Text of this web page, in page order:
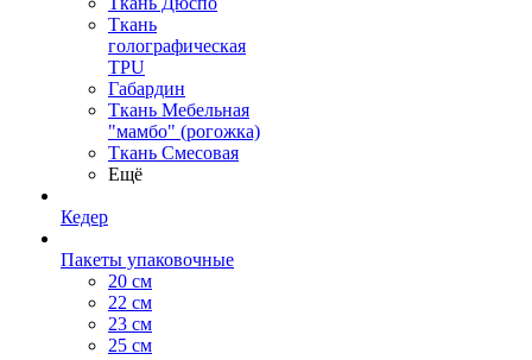
Ткань
голографическая
TPU
Габардин
Ткань Мебельная
"мамбо" (рогожка)
Ткань Смесовая
Ещё
Кедер
Пакеты упаковочные
20 см
22 см
23 см
25 см